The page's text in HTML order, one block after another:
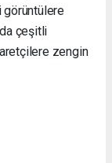
görüntülere
çeşitli
zengin